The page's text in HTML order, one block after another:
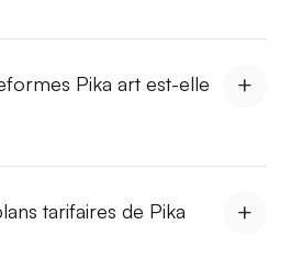
Pika art est-elle
tarifaires de Pika